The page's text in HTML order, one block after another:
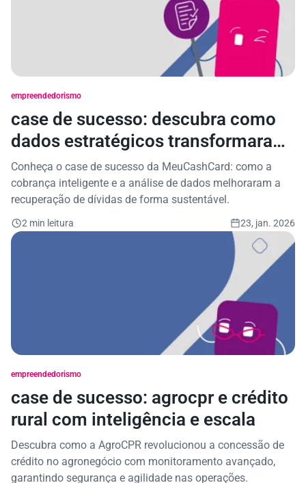
empreendedorismo
case de sucesso: descubra como
dados estratégicos transformaram
a recuperação de crédito da
meucashcard
Conheça o case de sucesso da MeuCashCard: como a
cobrança inteligente e a análise de dados melhoraram a
recuperação de dívidas de forma sustentável.
2 min leitura 23, jan. 2026
empreendedorismo
case de sucesso: agrocpr e crédito
rural com inteligência e escala
Descubra como a AgroCPR revolucionou a concessão de
crédito no agronegócio com monitoramento avançado,
garantindo segurança e agilidade nas operações.